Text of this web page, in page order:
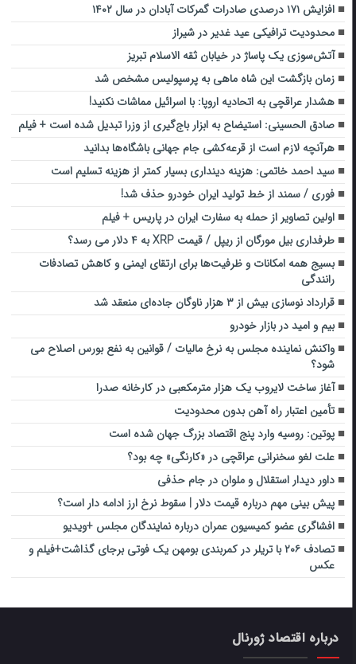
افزایش ۱۷۱ درصدی صادرات گمرکات آبادان در سال ۱۴۰۲
محدودیت ترافیکی عید غدیر در شیراز
آتش‌سوزی یک پاساژ در خیابان ثقه الاسلام تبریز
زمان بازگشت این شاه ماهی به پرسپولیس مشخص شد
هشدار عراقچی به اتحادیه اروپا: با اسرائیل مماشات نکنید!
صادق الحسینی: استیضاح به ابزار باج‌گیری از وزرا تبدیل شده است + فیلم
هرآنچه لازم است از قرعه‌کشی جام جهانی باشگاه‌ها بدانید
سید احمد خاتمی: هزینه دینداری بسیار کمتر از هزینه تسلیم است
فوری / سمند از خط تولید ایران خودرو حذف شد!
اولین تصاویر از حمله به سفارت ایران در پاریس + فیلم
طرفداری بیل مورگان از ریپل / قیمت XRP به ۴ دلار می رسد؟
بسیج همه‌ امکانات و ظرفیت‌ها برای ارتقای ایمنی و کاهش تصادفات
رانندگی
قرارداد نوسازی بیش از ۳ هزار ناوگان جاده‌ای منعقد شد
بیم و امید در بازار خودرو
واکنش نماینده مجلس به نرخ مالیات / قوانین به نفع بورس اصلاح می
شود؟
آغاز ساخت لایروب یک هزار مترمکعبی در کارخانه صدرا
تأمین اعتبار راه آهن بدون محدودیت
پوتین: روسیه وارد پنج اقتصاد بزرگ جهان شده است
علت لغو سخنرانی عراقچی در «کارنگی» چه بود؟
داور دیدار استقلال و ملوان در جام حذفی
پیش بینی مهم درباره قیمت دلار | سقوط نرخ ارز ادامه دار است؟
افشاگری عضو کمیسیون عمران درباره نمایندگان مجلس +ویدیو
تصادف ۲۰۶ با تریلر در کمربندی بومهن یک فوتی برجای گذاشت+فیلم و
عکس
درباره اقتصاد ژورنال